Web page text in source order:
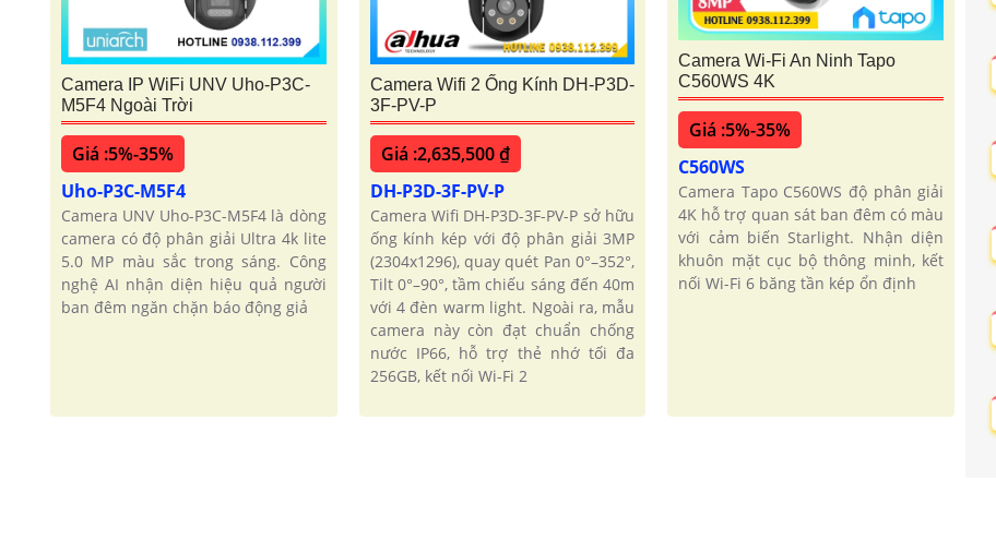
Camera IP WiFi UNV Uho-P3C-
M5F4 Ngoài Trời
Giá :5%-35%
Uho-P3C-M5F4
Camera UNV Uho-P3C-M5F4 là dòng
camera có độ phân giải Ultra 4k lite
5.0 MP màu sắc trong sáng. Công
nghệ AI nhận diện hiệu quả người
ban đêm ngăn chặn báo động giả
Camera Wifi 2 Ống Kính DH-P3D-
3F-PV-P
Giá :2,635,500 ₫
DH-P3D-3F-PV-P
Camera Wifi DH-P3D-3F-PV-P sở hữu
ống kính kép với độ phân giải 3MP
(2304x1296), quay quét Pan 0°–352°,
Tilt 0°–90°, tầm chiếu sáng đến 40m
với 4 đèn warm light. Ngoài ra, mẫu
camera này còn đạt chuẩn chống
nước IP66, hỗ trợ thẻ nhớ tối đa
256GB, kết nối Wi-Fi 2
Camera Wi-Fi An Ninh Tapo
C560WS 4K
Giá :5%-35%
C560WS
Camera Tapo C560WS độ phân giải
4K hỗ trợ quan sát ban đêm có màu
với cảm biến Starlight. Nhận diện
khuôn mặt cục bộ thông minh, kết
nối Wi-Fi 6 băng tần kép ổn định